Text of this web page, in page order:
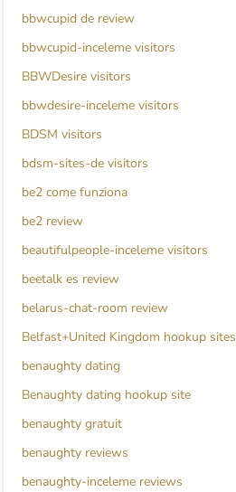
bbwcupid de review
bbwcupid-inceleme visitors
BBWDesire visitors
bbwdesire-inceleme visitors
BDSM visitors
bdsm-sites-de visitors
be2 come funziona
be2 review
beautifulpeople-inceleme visitors
beetalk es review
belarus-chat-room review
Belfast+United Kingdom hookup sites
benaughty dating
Benaughty dating hookup site
benaughty gratuit
benaughty reviews
benaughty-inceleme reviews